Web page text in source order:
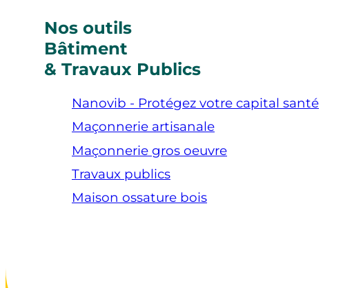
Nos outils
Bâtiment
& Travaux Publics
Nanovib - Protégez votre capital santé
Maçonnerie artisanale
Maçonnerie gros oeuvre
Travaux publics
Maison ossature bois